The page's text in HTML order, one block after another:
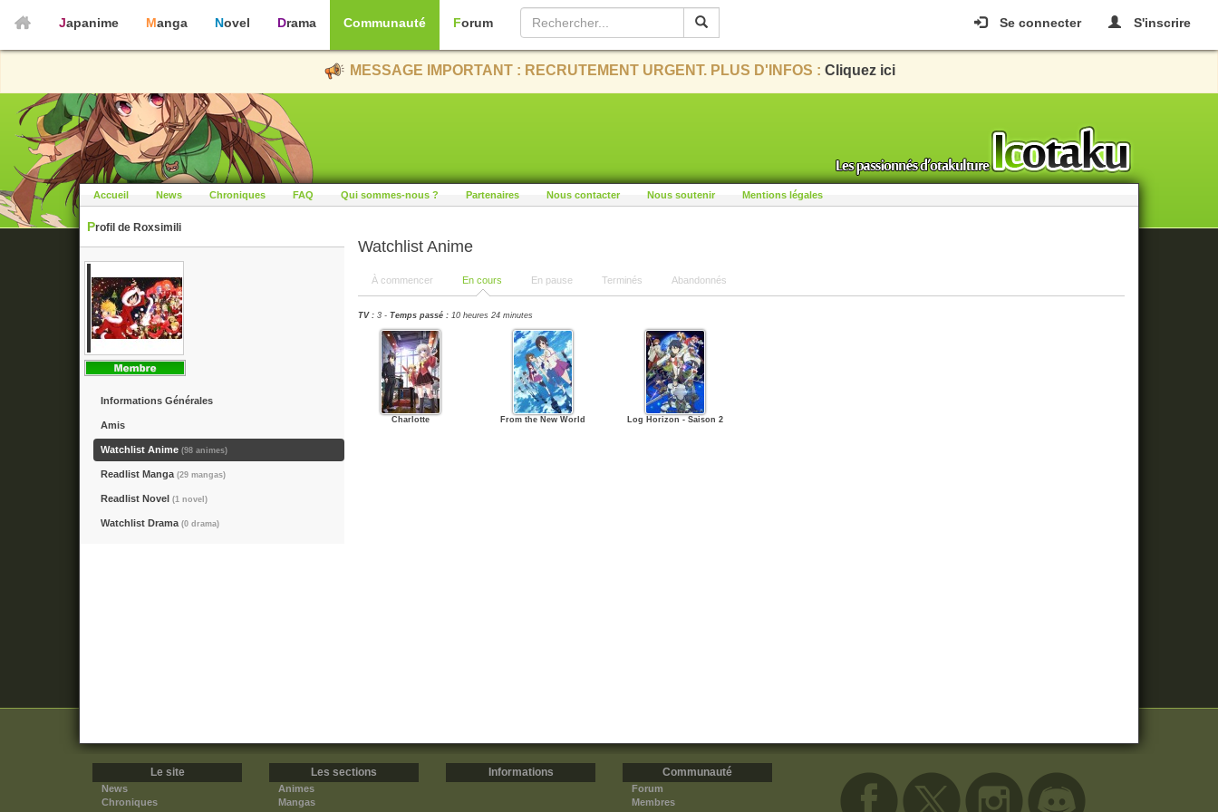
Se connecter S'inscrire
Japanime Manga Novel Drama Communauté Forum
MESSAGE IMPORTANT : RECRUTEMENT URGENT. PLUS D'INFOS : Cliquez ici
Accueil News Chroniques FAQ Qui sommes-nous ? Partenaires Nous contacter Nous soutenir Mentions légales
Profil de Roxsimili
Informations Générales
Amis
Watchlist Anime (98 animes)
Readlist Manga (29 mangas)
Readlist Novel (1 novel)
Watchlist Drama (0 drama)
Watchlist Anime
À commencer En cours En pause Terminés Abandonnés
TV : 3 - Temps passé : 10 heures 24 minutes
Charlotte From the New World Log Horizon - Saison 2
Le site
News
Chroniques
Les sections
Animes
Mangas
Informations Communauté
Forum
Membres